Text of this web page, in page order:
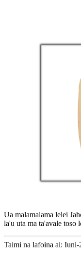
Ua malamalama lelei
la'u uta ma ta'avale toso
Taimi na lafoina ai: Iuni-